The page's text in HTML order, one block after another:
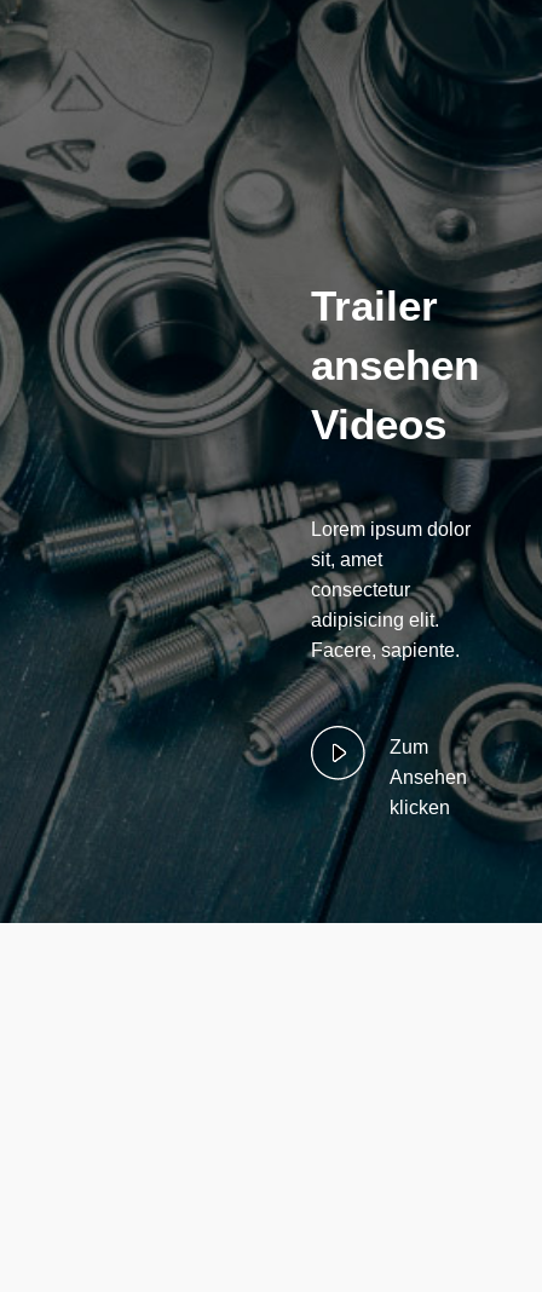
Trailer
ansehen
Videos
Lorem ipsum dolor
sit, amet
consectetur
adipisicing elit.
Facere, sapiente.
Zum
Ansehen
klicken